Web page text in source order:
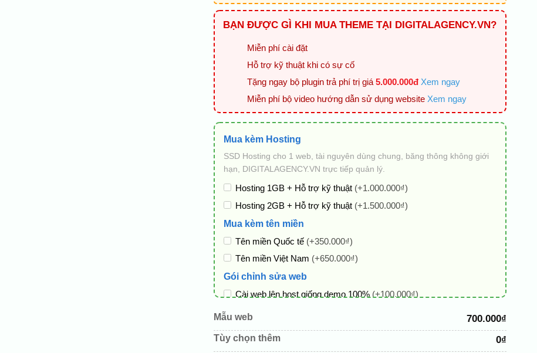
BẠN ĐƯỢC GÌ KHI MUA THEME TẠI DIGITALAGENCY.VN?
Miễn phí cài đặt
Hỗ trợ kỹ thuật khi có sự cố
Tặng ngay bộ plugin trả phí trị giá 5.000.000đ Xem ngay
Miễn phí bộ video hướng dẫn sử dụng website Xem ngay
Mua kèm Hosting
SSD Hosting cho 1 web, tài nguyên dùng chung, băng thông không giới
hạn, DIGITALAGENCY.VN trực tiếp quản lý.
Hosting 1GB + Hỗ trợ kỹ thuật (+1.000.000₫)
Hosting 2GB + Hỗ trợ kỹ thuật (+1.500.000₫)
Mua kèm tên miền
Tên miền Quốc tế (+350.000₫)
Tên miền Việt Nam (+650.000₫)
Gói chỉnh sửa web
Cài web lên host giống demo 100% (+100.000₫)
Thay logo + thông tin doanh nghiệp
Đổi màu chủ đạo theo tông của logo(+200.000₫)
Sửa danh mục và sắp xếp lại đề mục menu cho chuẩn
Mẫu web 700.000₫
Tùy chọn thêm 0₫